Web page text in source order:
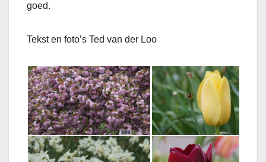
goed.
Tekst en foto’s Ted van der Loo